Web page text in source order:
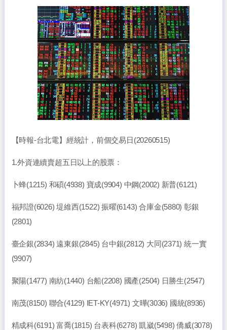
【時報-台北電】經統計，前個交易日(20260515)
1.外資連續賣超五日以上的股票：
卜蜂(1215) 和碩(4938) 寶成(9904) 中鋼(2002) 新普(6121)
福邦證(6026) 堤維西(1522) 振曜(6143) 合庫金(5880) 彰銀
(2801)
臺企銀(2834) 遠東銀(2845) 台中銀(2812) 大同(2371) 統一實
(9907)
聚陽(1477) 南紡(1440) 台船(2208) 國產(2504) 日勝生(2547)
南茂(8150) 聯合(4129) IET-KY(4971) 文曄(3036) 國統(8936)
精成科(6191) 富喬(1815) 台表科(6278) 凱崴(5498) 僑威(3078)